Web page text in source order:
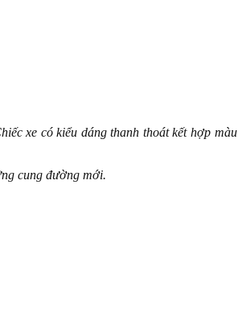
xe có kiểu dáng thanh thoát kết hợp màu
cung đường mới.